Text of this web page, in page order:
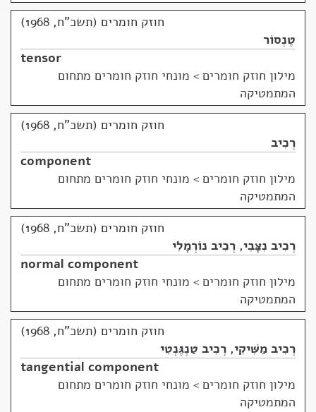
חוזק חומרים (תשכ"ח, 1968)
טֶנְסוֹר
tensor
מילון חוזק חומרים > מונחי חוזק חומרים מתחום
המתמטיקה
חוזק חומרים (תשכ"ח, 1968)
רְכִיב
component
מילון חוזק חומרים > מונחי חוזק חומרים מתחום
המתמטיקה
חוזק חומרים (תשכ"ח, 1968)
רְכִיב נִצָּבִי, רְכִיב נוֹרְמָלִי
normal component
מילון חוזק חומרים > מונחי חוזק חומרים מתחום
המתמטיקה
חוזק חומרים (תשכ"ח, 1968)
רְכִיב מַשִּׁיקִי, רְכִיב טַנְגֶּנְטִי
tangential component
מילון חוזק חומרים > מונחי חוזק חומרים מתחום
המתמטיקה